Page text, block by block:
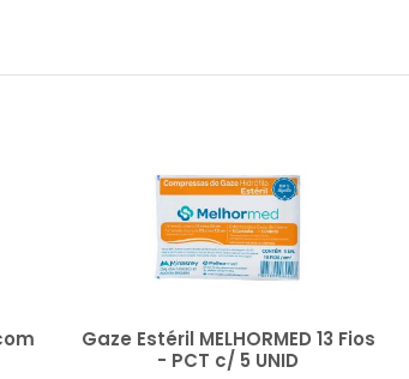
Gaze Estéril MELHORMED 13 Fios
- PCT c/ 5 UNID